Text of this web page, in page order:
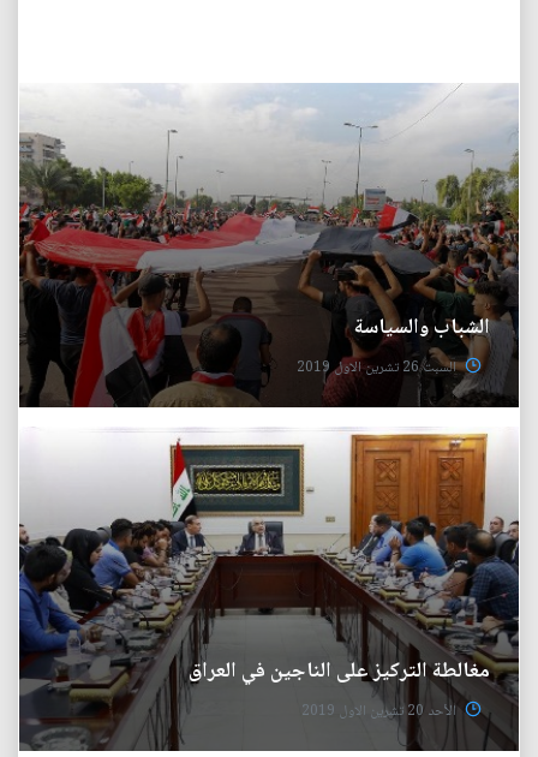
الشباب والسياسة
السبت 26 تشرين الاول 2019
مغالطة التركيز على الناجين في العراق
الأحد 20 تشرين الاول 2019